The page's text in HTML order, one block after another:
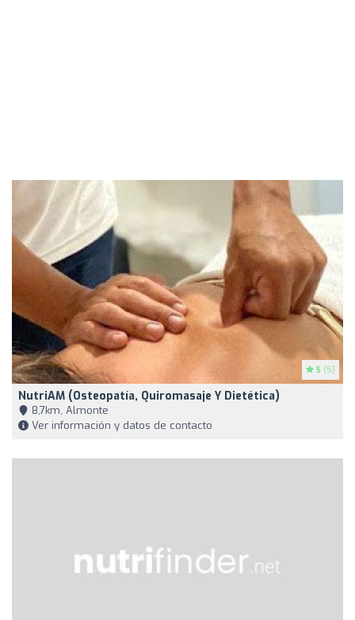
5 (5)
NutriAM (Osteopatía, Quiromasaje Y Dietética)
8,7km, Almonte
Ver información y datos de contacto